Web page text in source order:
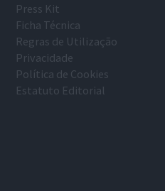
Press Kit
Ficha Técnica
Regras de Utilização
Privacidade
Política de Cookies
Estatuto Editorial